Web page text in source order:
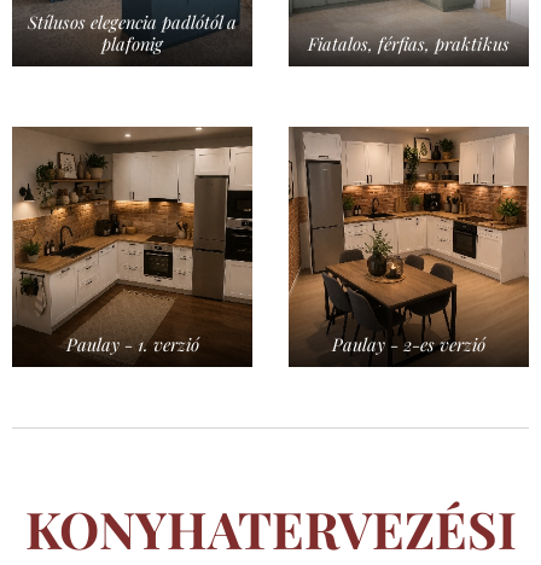
Stílusos elegencia padlótól a
plafonig
Fiatalos, férfias, praktikus
Paulay - 1. verzió Paulay - 2-es verzió
KONYHATERVEZÉSI